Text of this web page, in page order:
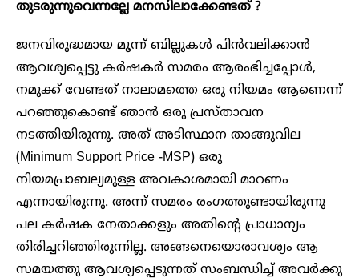
തുടരുന്നുവെന്നല്ലേ മനസിലാക്കേണ്ടത് ?
ജനവിരുദ്ധമായ മൂന്ന് ബില്ലുകൾ പിൻവലിക്കാൻ
ആവശ്യപ്പെട്ടു കർഷകർ സമരം ആരംഭിച്ചപ്പോൾ,
നമുക്ക് വേണ്ടത് നാലാമത്തെ ഒരു നിയമം ആണെന്ന്
പറഞ്ഞുകൊണ്ട് ഞാൻ ഒരു പ്രസ്താവന
നടത്തിയിരുന്നു. അത് അടിസ്ഥാന താങ്ങുവില
(Minimum Support Price -MSP) ഒരു
നിയമപ്രാബല്യമുള്ള അവകാശമായി മാറണം
എന്നായിരുന്നു. അന്ന് സമരം രംഗത്തുണ്ടായിരുന്നു
പല കർഷക നേതാക്കളും അതിന്റെ പ്രാധാന്യം
തിരിച്ചറിഞ്ഞിരുന്നില്ല. അങ്ങനെയൊരാവശ്യം ആ
സമയത്തു ആവശ്യപ്പെടുന്നത് സംബന്ധിച്ച് അവർക്കു